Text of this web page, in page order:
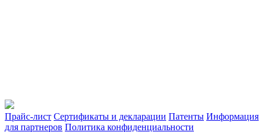
Прайс-лист Сертификаты и декларации Патенты Информация
для партнеров Политика конфиденциальности